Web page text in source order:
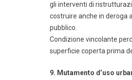
gli interventi di
costruire anche in deroga
pubblico.
Condizione vincolante
superficie coperta prima
9. Mutamento d’uso